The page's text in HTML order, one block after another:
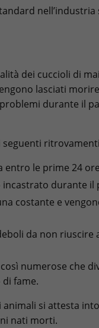
dei cuccioli di
lasciati
durante il
entro le prime 24
durante il
costante e
da non riuscire
numerose che
fame.
si attesta
nati morti.